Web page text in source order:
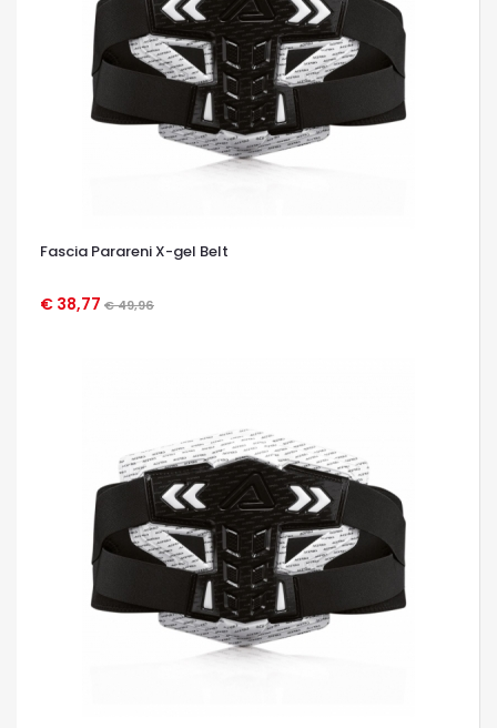
Fascia Parareni X-gel Belt
€ 38,77 € 49,96
OCCHIATA VELOCE